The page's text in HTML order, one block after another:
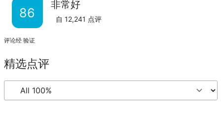
86
非常好
自 12,241 点评
评论经 验证
精选点评